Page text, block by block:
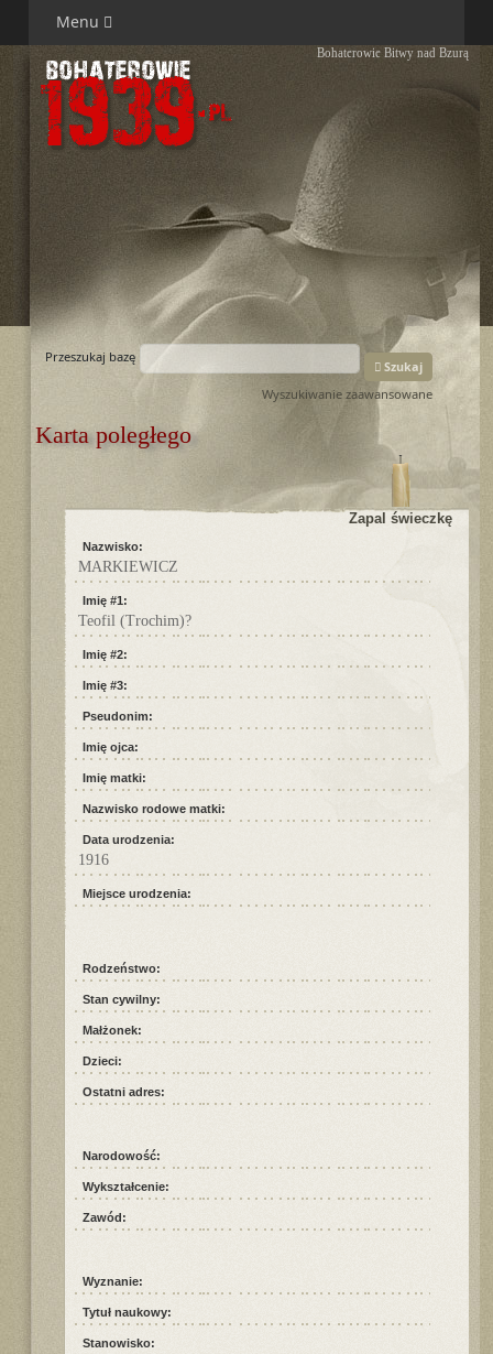
Menu
Bohaterowie Bitwy nad Bzurą
Przeszukaj bazę
Szukaj
Wyszukiwanie zaawansowane
Karta poległego
Zapal świeczkę
Nazwisko:
MARKIEWICZ
Imię #1:
Teofil (Trochim)?
Imię #2:
Imię #3:
Pseudonim:
Imię ojca:
Imię matki:
Nazwisko rodowe matki:
Data urodzenia:
1916
Miejsce urodzenia:
Rodzeństwo:
Stan cywilny:
Małżonek:
Dzieci:
Ostatni adres:
Narodowość:
Wykształcenie:
Zawód:
Wyznanie:
Tytuł naukowy:
Stanowisko: